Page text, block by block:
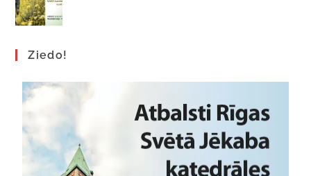
Ziedo!